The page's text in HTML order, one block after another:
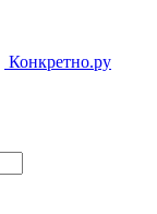
Конкретно.ру